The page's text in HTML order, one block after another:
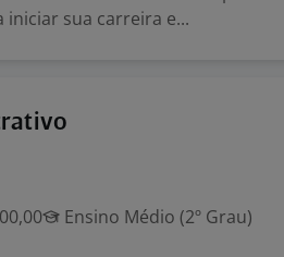
iniciar sua carreira e...
Ensino Médio (2º Grau)